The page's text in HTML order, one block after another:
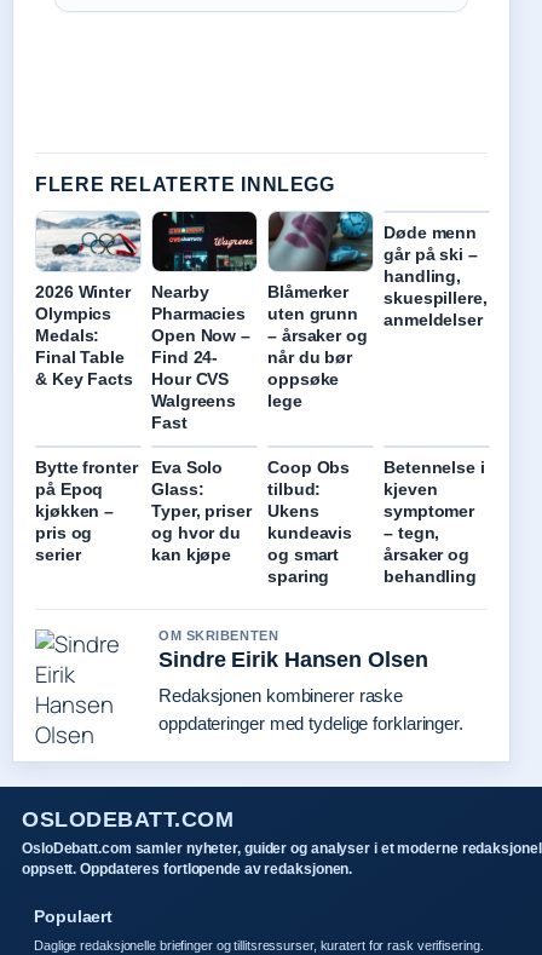
FLERE RELATERTE INNLEGG
2026 Winter
Olympics
Medals:
Final Table
& Key Facts
Nearby
Pharmacies
Open Now –
Find 24-
Hour CVS
Walgreens
Fast
Blåmerker
uten grunn
– årsaker og
når du bør
oppsøke
lege
Døde menn
går på ski –
handling,
skuespillere,
anmeldelser
Bytte fronter
på Epoq
kjøkken –
pris og
serier
Eva Solo
Glass:
Typer, priser
og hvor du
kan kjøpe
Coop Obs
tilbud:
Ukens
kundeavis
og smart
sparing
Betennelse i
kjeven
symptomer
– tegn,
årsaker og
behandling
OM SKRIBENTEN
Sindre Eirik Hansen Olsen
Redaksjonen kombinerer raske
oppdateringer med tydelige forklaringer.
OSLODEBATT.COM
OsloDebatt.com samler nyheter, guider og analyser i et moderne
oppsett. Oppdateres fortlopende av redaksjonen.
Populaert
Daglige redaksjonelle briefinger og tillitsressurser, kuratert for rask verifisering.